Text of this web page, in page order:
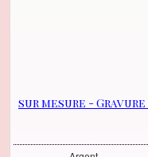
sur mesure -